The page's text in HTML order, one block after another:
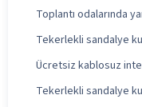
Toplantı odalarında
Tekerlekli sandalye
Ücretsiz kablosuz
Tekerlekli sandalye